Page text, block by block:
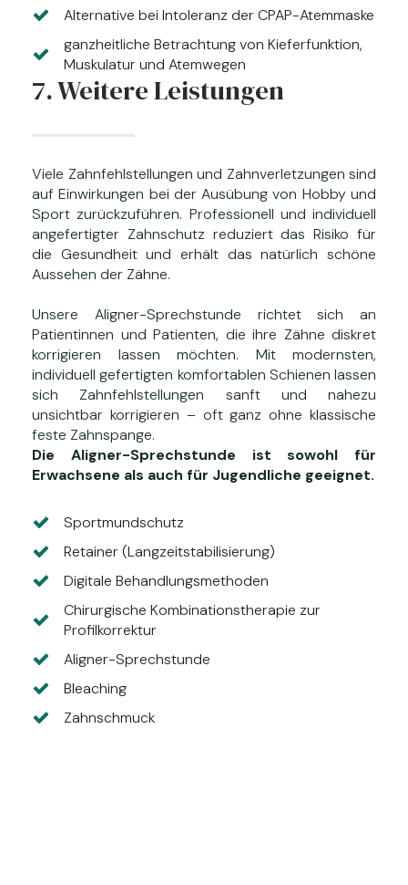
Alternative bei Intoleranz der CPAP-Atemmaske
ganzheitliche Betrachtung von Kieferfunktion,
Muskulatur und Atemwegen
7. Weitere Leistungen
Viele Zahnfehlstellungen und Zahnverletzungen sind
auf Einwirkungen bei der Ausübung von Hobby und
Sport zurückzuführen. Professionell und individuell
angefertigter Zahnschutz reduziert das Risiko für
die Gesundheit und erhält das natürlich schöne
Aussehen der Zähne.
Unsere Aligner-Sprechstunde richtet sich an
Patientinnen und Patienten, die ihre Zähne diskret
korrigieren lassen möchten. Mit modernsten,
individuell gefertigten komfortablen Schienen lassen
sich Zahnfehlstellungen sanft und nahezu
unsichtbar korrigieren – oft ganz ohne klassische
feste Zahnspange.
Die Aligner-Sprechstunde ist sowohl für
Erwachsene als auch für Jugendliche geeignet.
Sportmundschutz
Retainer (Langzeitstabilisierung)
Digitale Behandlungsmethoden
Chirurgische Kombinationstherapie zur
Profilkorrektur
Aligner-Sprechstunde
Bleaching
Zahnschmuck